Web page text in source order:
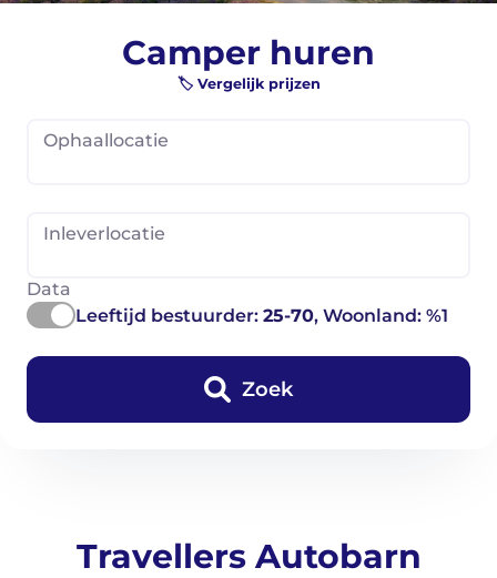
Camper huren
🏷️ Vergelijk prijzen
Ophaallocatie
Inleverlocatie
Data
Leeftijd bestuurder: 25-70, Woonland: %1
Zoek
Travellers Autobarn